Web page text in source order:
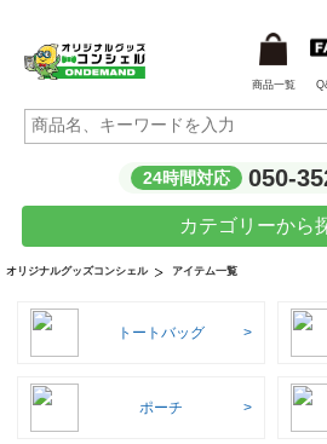
商品一覧
24時間対応 050-
カテゴリーから
オリジナルグッズコンシェル アイテム一覧
トートバッグ
ポーチ